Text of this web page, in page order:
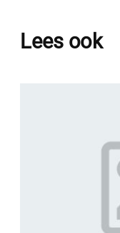
Lees ook